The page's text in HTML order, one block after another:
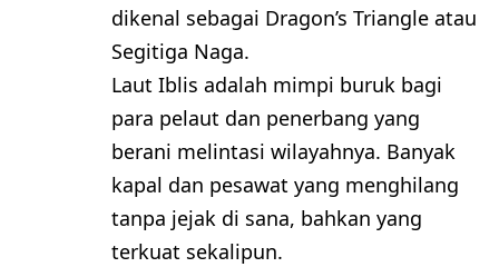
dikenal sebagai Dragon’s Triangle atau
Segitiga Naga.
Laut Iblis adalah mimpi buruk bagi
para pelaut dan penerbang yang
berani melintasi wilayahnya. Banyak
kapal dan pesawat yang menghilang
tanpa jejak di sana, bahkan yang
terkuat sekalipun.